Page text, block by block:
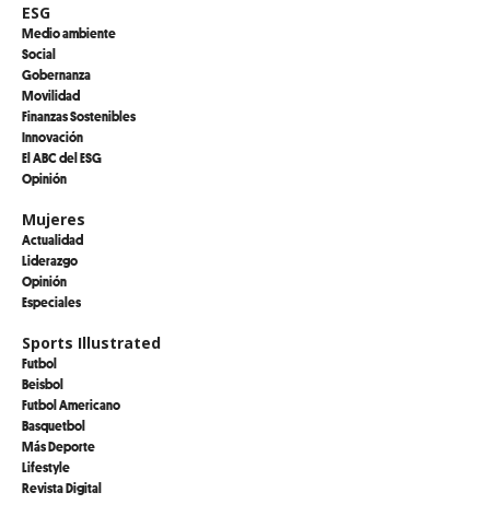
ESG
Medio ambiente
Social
Gobernanza
Movilidad
Finanzas Sostenibles
Innovación
El ABC del ESG
Opinión
Mujeres
Actualidad
Liderazgo
Opinión
Especiales
Sports Illustrated
Futbol
Beisbol
Futbol Americano
Basquetbol
Más Deporte
Lifestyle
Revista Digital